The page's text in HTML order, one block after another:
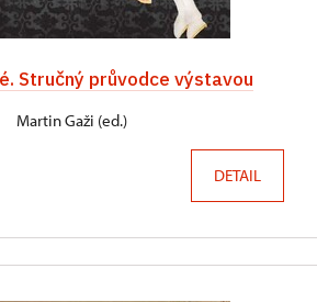
Stručný průvodce výstavou
Martin Gaži (ed.)
DETAIL